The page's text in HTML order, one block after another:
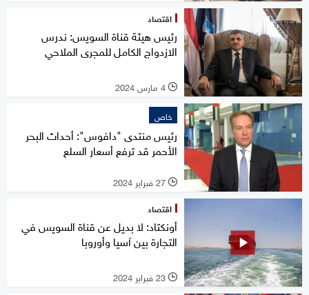
اقتصاد
رئيس هيئة قناة السويس: ندرس
الازدواج الكامل للمجرى الملاحي
l 4 مارس 2024
خاص
رئيس منتدى "دافوس": أحداث البحر
الأحمر قد ترفع أسعار السلع
l 27 فبراير 2024
اقتصاد
أونكتاد: لا بديل عن قناة السويس في
التجارة بين آسيا وأوروبا
l 23 فبراير 2024